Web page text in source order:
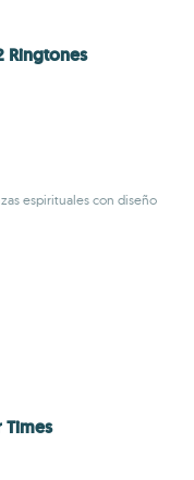
Ringtones
espirituales con diseño
Times